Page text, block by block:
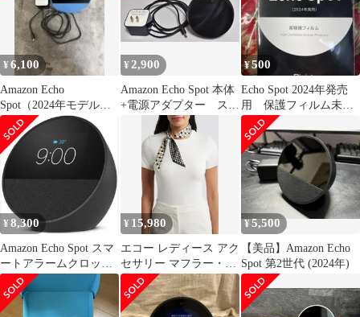
トカット
¥6,100
Amazon Echo
Spot（2024年モデル）
オーシャンブルー第2世
代
¥ 2,900
Amazon Echo Spot 本体
+電源アダプター スマ
ートスピーカー
¥500
Echo Spot 2024年発売
用 保護フィルム未使
用未開封
¥ 8,300
Amazon Echo Spot スマ
ートアラームクロック
ブラック
¥ 15,980
エコー レディース アク
セサリー マフラー・ス
トール・スカーフ サテ
ン シルク Echo Spot Dot
Silk Satin Ribbon Scarf
¥5,500
【美品】Amazon Echo
Spot 第2世代 (2024年)